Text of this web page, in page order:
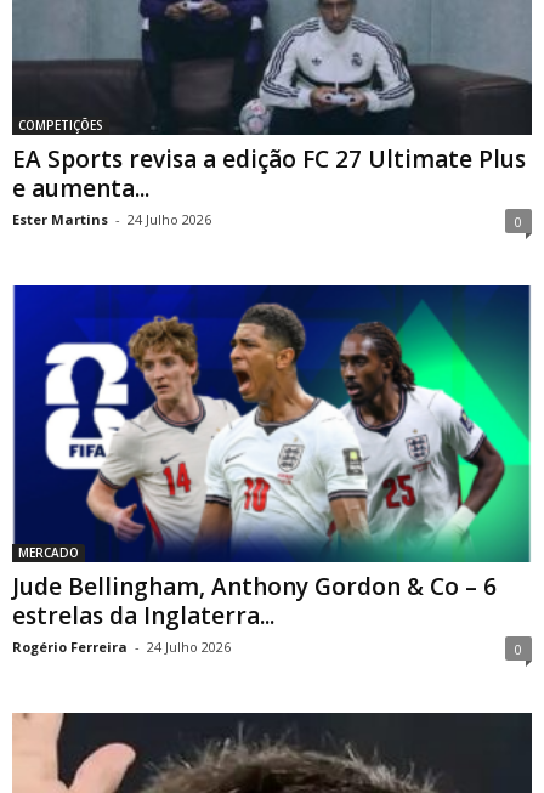
COMPETIÇÕES
EA Sports revisa a edição FC 27 Ultimate Plus
e aumenta...
Ester Martins - 24 Julho 2026 0
MERCADO
Jude Bellingham, Anthony Gordon & Co – 6
estrelas da Inglaterra...
Rogério Ferreira - 24 Julho 2026 0